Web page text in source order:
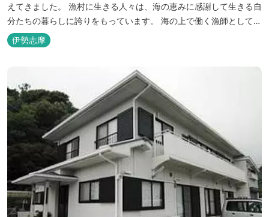
えてきました。 漁村に生きる人々は、海の恵みに感謝して生きる自
分たちの暮らしに誇りをもっています。 海の上で働く漁師として、
自然とのかかわりを次世代につなぐ役割を果たすためにゲストハウ
スを始めました。 当ゲストハウスは一棟貸しです。 二階建ての一
軒家とウッドデッキ、 屋外リビングでゆったり過ごしていただけま
伊勢志摩